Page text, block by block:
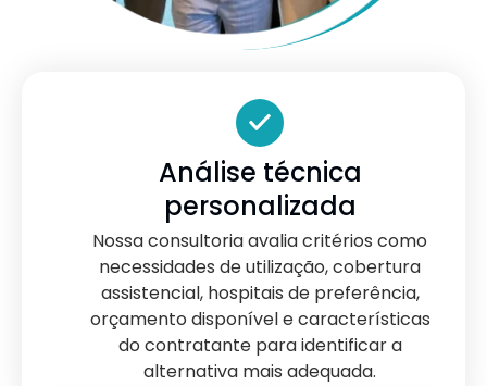
Análise técnica
personalizada
Nossa consultoria avalia critérios como
necessidades de utilização, cobertura
assistencial, hospitais de preferência,
orçamento disponível e características
do contratante para identificar a
alternativa mais adequada.